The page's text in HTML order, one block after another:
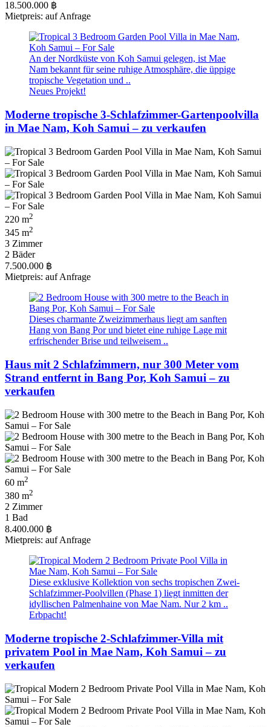
18.500.000 ฿
Mietpreis: auf Anfrage
An der Nordküste von Koh Samui gelegen, ist Mae
Nam bekannt für seine ruhige Atmosphäre, die üppige
tropische Vegetation und ..
Neues Projekt!
Moderne tropische 3-Schlafzimmer-Gartenpoolvilla
in Mae Nam, Koh Samui – zu verkaufen
220 m2
345 m2
3 Zimmer
2 Bäder
7.500.000 ฿
Mietpreis: auf Anfrage
Dieses charmante Zweizimmerhaus liegt am sanften
Hang von Bang Por und bietet eine ruhige Lage mit
erfrischender Brise und teilweisem ..
Haus mit 2 Schlafzimmern, nur 300 Meter vom
Strand entfernt in Bang Por, Koh Samui – zu
verkaufen
60 m2
380 m2
2 Zimmer
1 Bad
8.400.000 ฿
Mietpreis: auf Anfrage
Diese exklusive Kollektion von sechs tropischen Zwei-
Schlafzimmer-Poolvillen (Phase 1) liegt inmitten der
idyllischen Palmenhaine von Mae Nam. Nur 2 km ..
Erbpacht!
Moderne tropische 2-Schlafzimmer-Villa mit
privatem Pool in Mae Nam, Koh Samui – zu
verkaufen